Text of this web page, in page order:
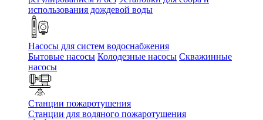
использования дождевой воды
Насосы для систем водоснабжения
Бытовые насосы Колодезные насосы Скважинные
насосы
Станции пожаротушения
Станции для водяного пожаротушения